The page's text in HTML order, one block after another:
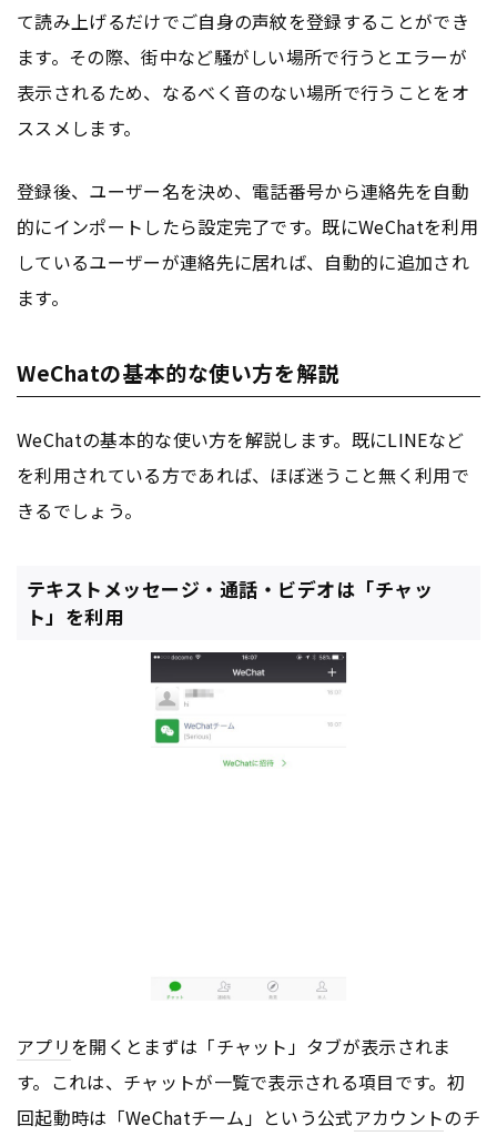
て読み上げるだけでご自身の声紋を登録することができ
ます。その際、街中など騒がしい場所で行うとエラーが
表示されるため、なるべく音のない場所で行うことをオ
ススメします。
登録後、ユーザー名を決め、電話番号から連絡先を自動
的にインポートしたら設定完了です。既にWeChatを利用
しているユーザーが連絡先に居れば、自動的に追加され
ます。
WeChatの基本的な使い方を解説
WeChatの基本的な使い方を解説します。既にLINEなど
を利用されている方であれば、ほぼ迷うこと無く利用で
きるでしょう。
テキストメッセージ・通話・ビデオは「チャッ
ト」を利用
アプリを開くとまずは「チャット」タブが表示されま
す。これは、チャットが一覧で表示される項目です。初
回起動時は「WeChatチーム」という公式アカウントのチ